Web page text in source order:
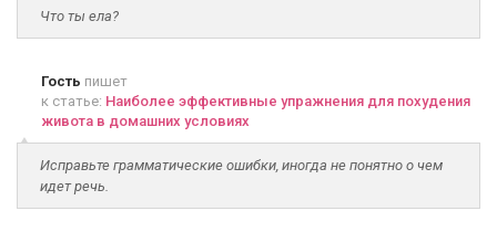
Что ты ела?
Гость пишет
к статье: Наиболее эффективные упражнения для похудения
живота в домашних условиях
Исправьте грамматические ошибки, иногда не понятно о чем
идет речь.